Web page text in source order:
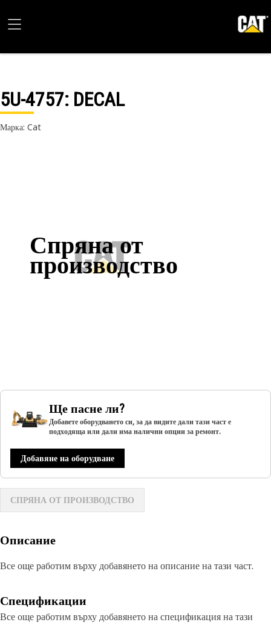
5U-4757: DECAL
Марка: Cat
Спряна от
производство
Ще пасне ли?
Добавете оборудването си, за да видите дали тази част е
подходяща или дали има налични опции за ремонт.
Добавяне на оборудване
СПРЯНА ОТ ПРОИЗВОДСТВО
Описание
Все още работим върху добавянето на описание на тази част.
Спецификации
Все още работим върху добавянето на спецификация на тази